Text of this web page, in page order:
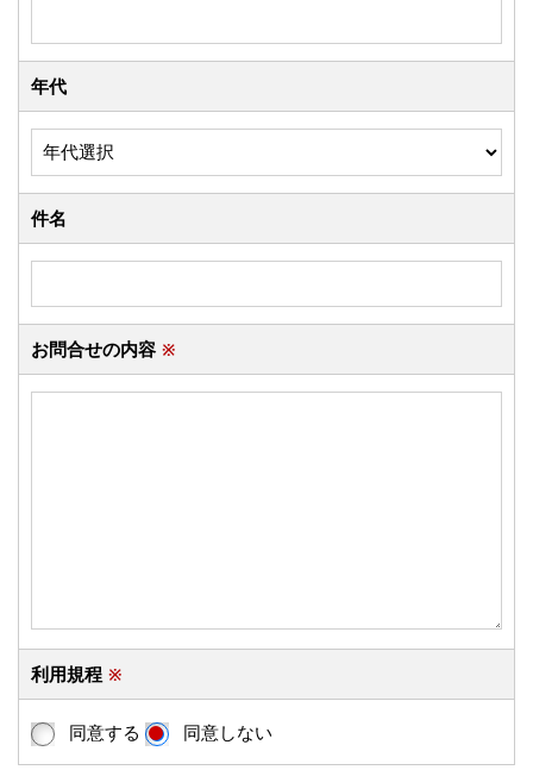
年代
件名
お問合せの内容 ※
利用規程 ※
同意する 同意しない